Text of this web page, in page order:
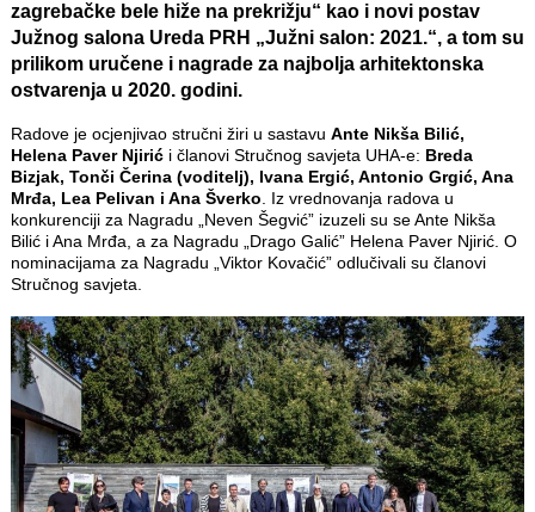
zagrebačke bele hiže na prekrižju“ kao i novi postav
Južnog salona Ureda PRH „Južni salon: 2021.“, a tom su
prilikom uručene i nagrade za najbolja arhitektonska
ostvarenja u 2020. godini.
Radove je ocjenjivao stručni žiri u sastavu Ante Nikša Bilić,
Helena Paver Njirići članovi Stručnog savjeta UHA-e: Breda
Bizjak, Tonči Čerina (voditelj), Ivana Ergić, Antonio Grgić, Ana
Mrđa, Lea Pelivan i Ana Šverko . Iz vrednovanja radova u
konkurenciji za Nagradu „Neven Šegvić” izuzeli su se Ante Nikša
Bilić i Ana Mrđa, a za Nagradu „Drago Galić” Helena Paver Njirić. O
nominacijama za Nagradu „Viktor Kovačić” odlučivali su članovi
Stručnog savjeta.